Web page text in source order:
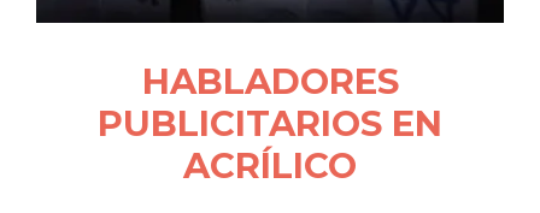
HABLADORES
PUBLICITARIOS EN
ACRÍLICO